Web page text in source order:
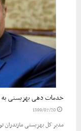
خدمات دهی بهزیستی به بیش از ۶هزار بیمار
1399/07/20
مدیر کل بهزیستی مازندران